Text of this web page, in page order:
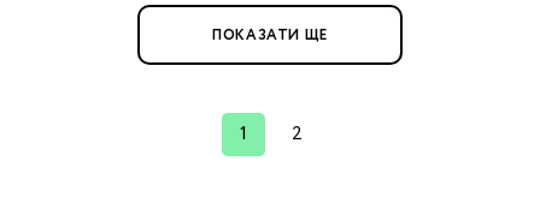
ПОКАЗАТИ ЩЕ
1 2